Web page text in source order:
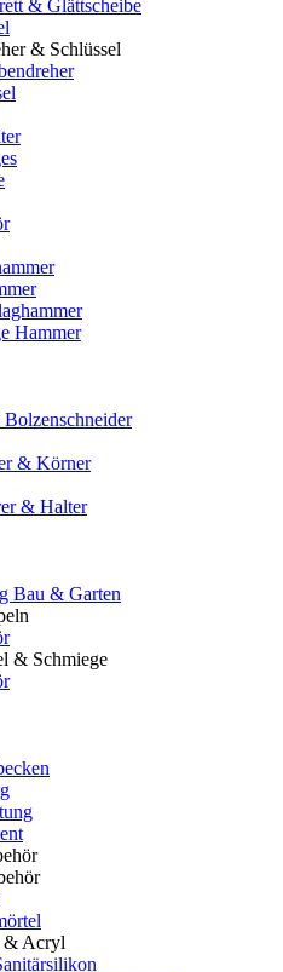
& Glättscheibe
& Schlüssel
Hammer
& Körner
& Halter
Bau & Garten
& Schmiege
& Acryl